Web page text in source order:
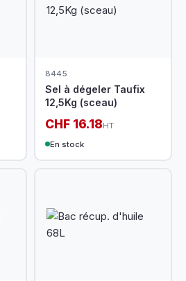
8445
Sel à dégeler Taufix
12,5Kg (sceau)
CHF 16.18HT
En stock